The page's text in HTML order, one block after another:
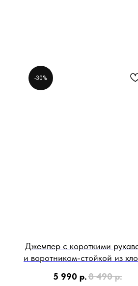
-30%
Джемпер с короткими
и воротником-стойкой из
5 990 р.8 490 р.